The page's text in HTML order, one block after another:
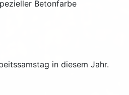
Betonfarbe
in diesem Jahr.